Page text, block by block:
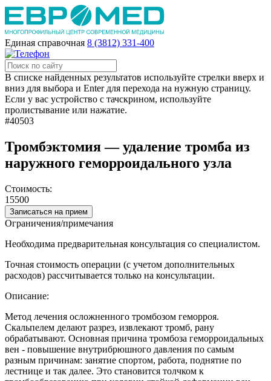
Единая справочная 8 (3812) 331-400
В списке найденных результатов используйте стрелки вверх и
вниз для выбора и Enter для перехода на нужную страницу.
Если у вас устройство с тачскрином, используйте
пролистывание или нажатие.
#40503
Тромбэктомия — удаление тромба из
наружного геморроидального узла
Стоимость:
15500
Записаться на прием
Ограничения/примечания
Необходима предварительная консультация со специалистом.
Точная стоимость операции (с учетом дополнительных
расходов) рассчитывается только на консультации.
Описание:
Метод лечения осложненного тромбозом геморроя.
Скальпелем делают разрез, извлекают тромб, рану
обрабатывают. Основная причина тромбоза геморроидальных
вен - повышение внутрибрюшного давления по самым
разным причинам: занятие спортом, работа, поднятие по
лестнице и так далее. Это становится толчком к